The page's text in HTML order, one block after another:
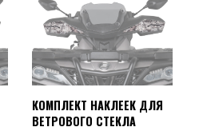
КОМПЛЕКТ НАКЛЕЕК ДЛЯ
ВЕТРОВОГО СТЕКЛА